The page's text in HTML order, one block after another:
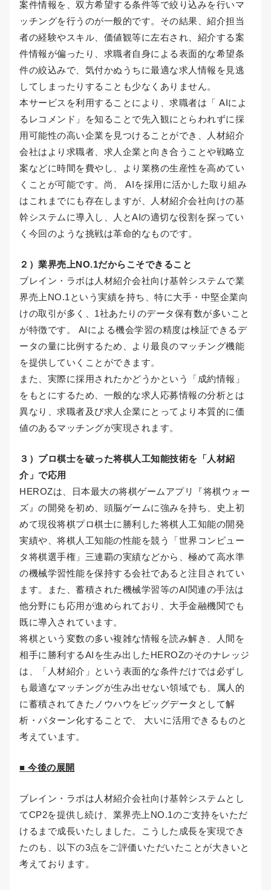
案件情報を、双方希望する条件等で絞り込みを行いマ
ッチングを行うのが一般的です。その結果、紹介担当
者の経験やスキル、価値観等に左右され、紹介する案
件情報が偏ったり、求職者自身による表面的な希望条
件の絞込みで、気付かぬうちに最適な求人情報を見逃
してしまったりすることも少なくありません。
本サービスを利用することにより、求職者は「 AIによ
るレコメンド」を知ることで先入観にとらわれずに採
用可能性の高い企業を見つけることができ、人材紹介
会社はより求職者、求人企業と向き合うことや戦略立
案などに時間を費やし、より業務の生産性を高めてい
くことが可能です。尚、 AIを採用に活かした取り組み
はこれまでにも存在しますが、人材紹介会社向けの基
幹システムに導入し、人とAIの適切な役割を探ってい
く今回のような挑戦は革命的なものです。
２）業界売上NO.1だからこそできること
ブレイン・ラボは人材紹介会社向け基幹システムで業
界売上NO.1という実績を持ち、特に大手・中堅企業向
けの取引が多く、1社あたりのデータ保有数が多いこと
が特徴です。 AIによる機会学習の精度は検証できるデ
ータの量に比例するため、より最良のマッチング機能
を提供していくことができます。
また、実際に採用されたかどうかという「成約情報」
をもとにするため、一般的な求人応募情報の分析とは
異なり、求職者及び求人企業にとってより本質的に価
値のあるマッチングが実現されます。
３）プロ棋士を破った将棋人工知能技術を「人材紹
介」で応用
HEROZは、日本最大の将棋ゲームアプリ『将棋ウォー
ズ』の開発を初め、頭脳ゲームに強みを持ち、史上初
めて現役将棋プロ棋士に勝利した将棋人工知能の開発
実績や、将棋人工知能の性能を競う「世界コンピュー
タ将棋選手権」三連覇の実績などから、極めて高水準
の機械学習性能を保持する会社であると注目されてい
ます。また、蓄積された機械学習等のAI関連の手法は
他分野にも応用が進められており、大手金融機関でも
既に導入されています。
将棋という変数の多い複雑な情報を読み解き、人間を
相手に勝利するAIを生み出したHEROZのそのナレッジ
は、「人材紹介」という表面的な条件だけでは必ずし
も最適なマッチングが生み出せない領域でも、属人的
に蓄積されてきたノウハウをビッグデータとして解
析・パターン化することで、 大いに活用できるものと
考えています。
■ 今後の展開
ブレイン・ラボは人材紹介会社向け基幹システムとし
てCP2を提供し続け、業界売上NO.1のご支持をいただ
けるまで成長いたしました。こうした成長を実現でき
たのも、以下の3点をご評価いただいたことが大きいと
考えております。